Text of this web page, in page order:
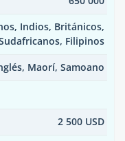
Indios, Británicos,
Filipinos
Maorí, Samoano
2 500 USD